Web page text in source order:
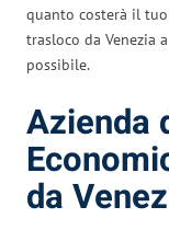
quanto costerà il
trasloco da Venezia
possibile.
Azienda
da